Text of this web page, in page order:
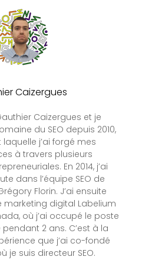
Caizergues
Caizergues et je
du SEO depuis 2010,
j’ai forgé mes
à travers plusieurs
En 2014, j’ai
dans l’équipe SEO de
Florin. J’ai ensuite
marketing digital Labelium
où j’ai occupé le poste
pendant 2 ans. C’est à la
que j’ai co-fondé
je suis directeur SEO.